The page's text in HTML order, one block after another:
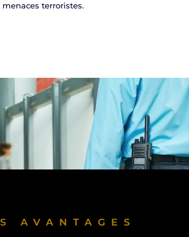
terroristes.
AVANTAGES